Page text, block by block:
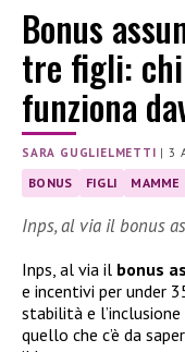
Bonus
tre figli:
funziona
SARA GUGLIELMETTI |3
BONUS FIGLI MAMME
Inps, al via il bonus
Inps, al via il bonus
e incentivi per under
stabilità e
quello che c’è da